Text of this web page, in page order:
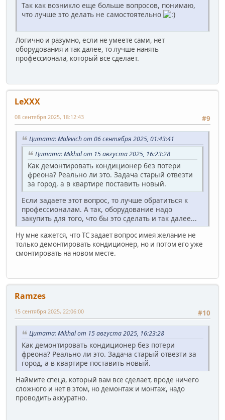
Так как возникло еще больше вопросов, понимаю,
что лучше это делать не самостоятельно
Логично и разумно, если не умеете сами, нет
оборудования и так далее, то лучше нанять
профессионала, который все сделает.
LeXXX
#9
08 сентября 2025, 18:12:43
Цитата: Malevich от 06 сентября 2025, 01:43:41
Цитата: Mikhal от 15 августа 2025, 16:23:28
Как демонтировать кондиционер без потери
фреона? Реально ли это. Задача старый отвезти
за город, а в квартире поставить новый.
Если задаете этот вопрос, то лучше обратиться к
профессионалам. А так, оборудование надо
закупить для того, что бы это сделать и так далее...
Ну мне кажется, что ТС задает вопрос имея желание не
только демонтировать кондиционер, но и потом его уже
смонтировать на новом месте.
Ramzes
#10
15 сентября 2025, 22:06:00
Цитата: Mikhal от 15 августа 2025, 16:23:28
Как демонтировать кондиционер без потери
фреона? Реально ли это. Задача старый отвезти за
город, а в квартире поставить новый.
Наймите спеца, который вам все сделает, вроде ничего
сложного и нет в этом, но демонтаж и монтаж, надо
проводить аккуратно.